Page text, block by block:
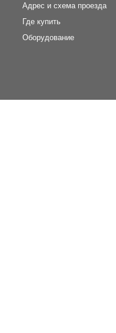
Адрес и схема проезда
Где купить
Оборудование